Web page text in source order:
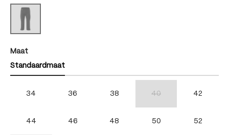
Maatauswählen
Standaardmaat
34 36 38 40 42
44 46 48 50 52